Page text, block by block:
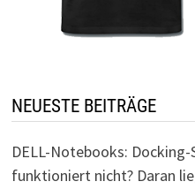
NEUESTE BEITRÄGE
DELL-Notebooks:
funktioniert nicht? Daran